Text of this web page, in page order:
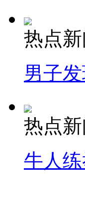
热点新
男子
热点新
牛人